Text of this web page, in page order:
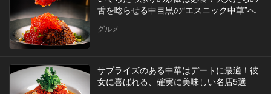
舌を唸らせる中目黒の“エスニック中華”へ
グルメ
サプライズのある中華はデートに最適！彼
女に喜ばれる、確実に美味しい名店5選